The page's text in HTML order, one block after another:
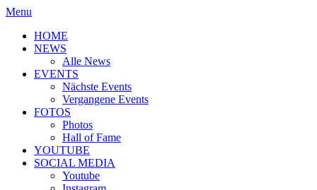
Menu
HOME
NEWS
Alle News
EVENTS
Nächste Events
Vergangene Events
FOTOS
Photos
Hall of Fame
YOUTUBE
SOCIAL MEDIA
Youtube